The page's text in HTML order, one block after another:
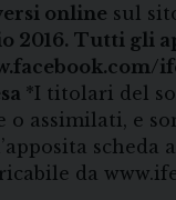
online sul
2016. Tutti gli
*I titolari del
o assimilati, e
da